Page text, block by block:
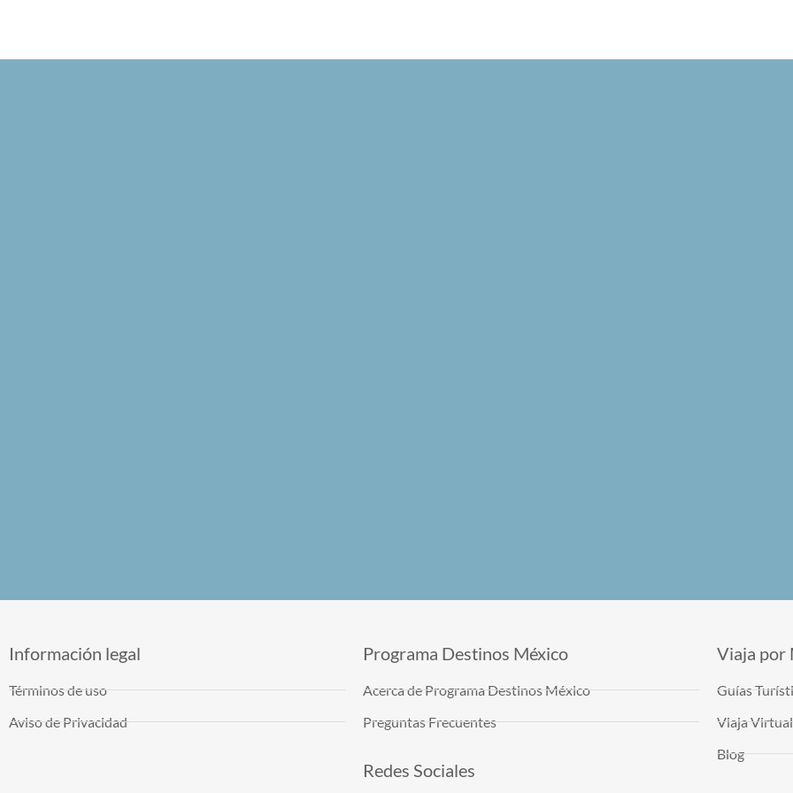
Información legal
Términos de uso
Aviso de Privacidad
Programa Destinos México
Acerca de Programa Destinos México
Preguntas Frecuentes
Redes Sociales
Viaja por
Guías
Viaja
Blog